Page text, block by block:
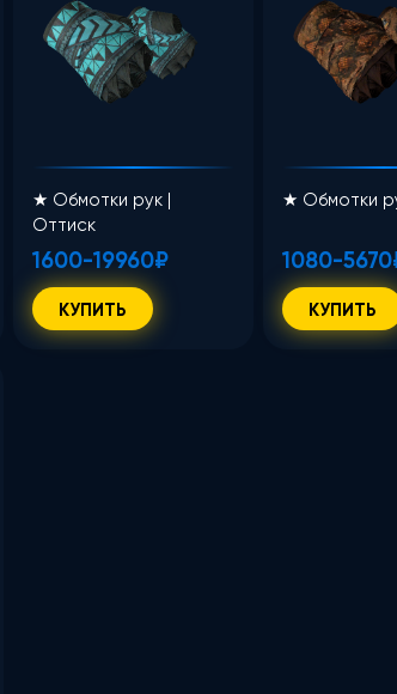
★ Обмотки рук |
Оттиск
1600-19960₽
КУПИТЬ
★ Обмотки
1080-
КУПИТЬ